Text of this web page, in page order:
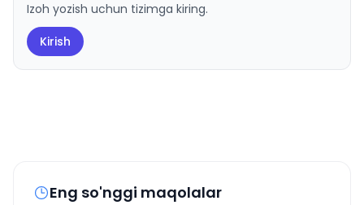
Izoh yozish uchun tizimga kiring.
Kirish
Eng so'nggi maqolalar